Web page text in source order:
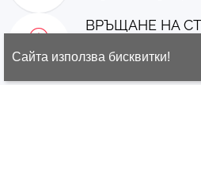
ВРЪЩАНЕ НА
стоката
Сайта използва бисквитки!